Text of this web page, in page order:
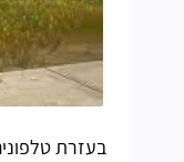
בעזרת